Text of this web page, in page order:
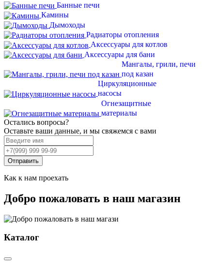
Банные печи
Камины
Дымоходы
Радиаторы отопления
Аксессуары для котлов
Аксессуары для бани
Мангалы, грили, печи
под казан
Циркуляционные
насосы
Огнезащитные
материалы
Остались вопросы?
Оставьте ваши данные, и мы свяжемся с вами
Отправить
Как к нам проехать
Добро пожаловать в наш магазин
Каталог